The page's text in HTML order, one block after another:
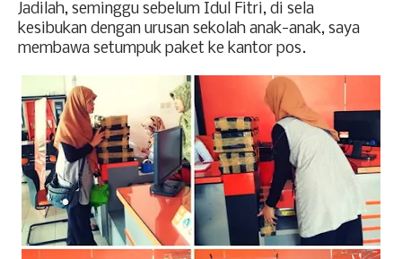
Jadilah, seminggu sebelum Idul Fitri, di sela
kesibukan dengan urusan sekolah anak-anak, saya
membawa setumpuk paket ke kantor pos.